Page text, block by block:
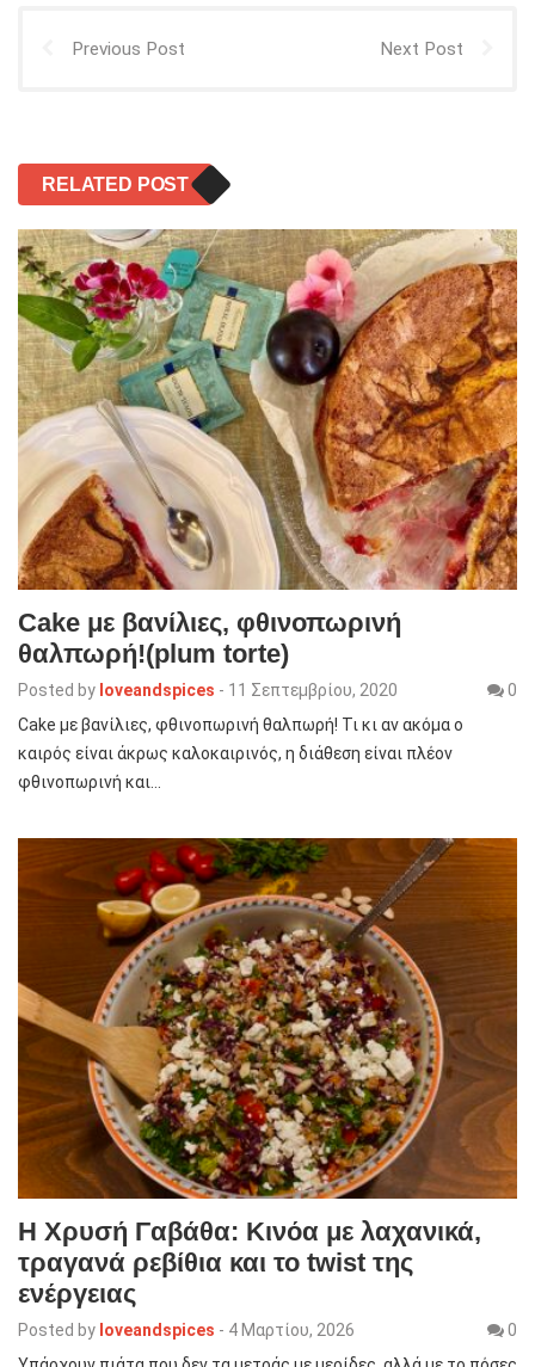
Previous Post Next Post
RELATED POST
Cake με βανίλιες, φθινοπωρινή
θαλπωρή!(plum torte)
Posted by loveandspices - 11 Σεπτεμβρίου, 2020
0
Cake με βανίλιες, φθινοπωρινή θαλπωρή! Τι κι αν ακόμα ο
καιρός είναι άκρως καλοκαιρινός, η διάθεση είναι πλέον
φθινοπωρινή και…
Η Χρυσή Γαβάθα: Κινόα με λαχανικά,
τραγανά ρεβίθια και το twist της
ενέργειας
Posted by loveandspices - 4 Μαρτίου, 2026
0